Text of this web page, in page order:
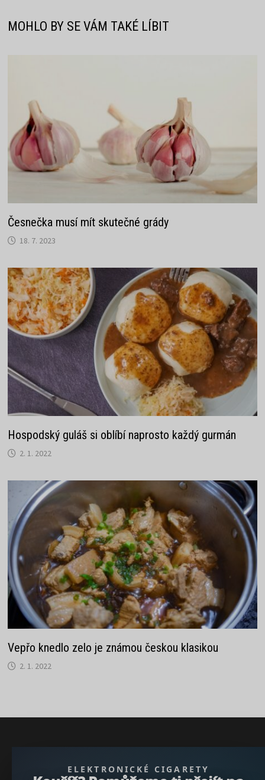
MOHLO BY SE VÁM TAKÉ LÍBIT
Česnečka musí mít skutečné grády
18. 7. 2023
Hospodský guláš si oblíbí naprosto každý gurmán
2. 1. 2022
Vepřo knedlo zelo je známou českou klasikou
2. 1. 2022
ELEKTRONICKÉ CIGARETY